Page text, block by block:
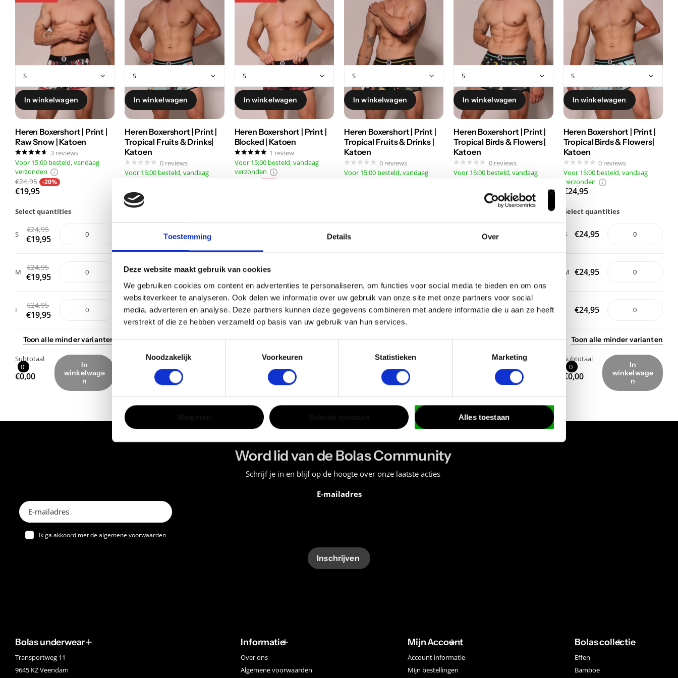
Toestemming Details Over
Deze website maakt gebruik van cookies
We gebruiken cookies om content en advertenties te personaliseren, om functies voor social media te bieden en om ons
websiteverkeer te analyseren. Ook delen we informatie over uw gebruik van onze site met onze partners voor social
media, adverteren en analyse. Deze partners kunnen deze gegevens combineren met andere informatie die u aan ze heeft
verstrekt of die ze hebben verzameld op basis van uw gebruik van hun services.
Toestemmingsselectie
Noodzakelijk
Voorkeuren Statistieken Marketing
Alles toestaan
In winkelwagen
Heren Boxershort | Print |
Raw Snow | Katoen
3 reviews
Voor 15:00 besteld, vandaag
verzonden
€24,95 -20%
€19,95
Select quantities
S €24,95
€19,95
M €24,95
€19,95
L €24,95
€19,95
Toonalle mindervarianten
Subtotaal
0
€0,00
In
winkelwage
n
In winkelwagen
Heren Boxershort | Print |
Tropical Fruits & Drinks|
Katoen
0 reviews
Voor 15:00 besteld, vandaag
€24,95
M €24,95
L €24,95
Toonallemindervarianten
Subtotaal
winkelwage
In winkelwagen
Heren Boxershort | Print |
Blocked | Katoen
1 review
Voor 15:00 besteld, vandaag
verzonden
M €24,95
L €24,95
€19,95
Toonallemindervarianten
Subtotaal
winkelwage
In winkelwagen
Heren Boxershort | Print |
Tropical Fruits & Drinks |
Katoen
0 reviews
Voor 15:00 besteld, vandaag
S
L €24,95
Toonallemindervarianten
winkelwage
In winkelwagen
Heren Boxershort | Print |
Tropical Birds & Flowers |
Katoen
0 reviews
Voor 15:00 besteld, vandaag
Select quantities
€24,95
L €24,95
Toonallemindervarianten
In
winkelwage
n
In winkelwagen
Heren Boxershort | Print |
Tropical Birds & Flowers|
Katoen
0 reviews
Voor 15:00 besteld, vandaag
verzonden
€24,95
Select quantities
S €24,95
M €24,95
L €24,95
Toon alle mindervarianten
Subtotaal
0
€0,00
In
winkelwage
n
Word lid van de Bolas Community
Schrijf je in en blijf op de hoogte over onze laatste acties
E-mailadres
Ik ga akkoord met dealgemene voorwaarden
Inschrijven
Bolas underwear
Transportweg 11
9645 KZ Veendam
Informatie
Over ons
Algemene voorwaarden
Mijn Account
Account informatie
Mijn bestellingen
Bolas collectie
Effen
Bamboe